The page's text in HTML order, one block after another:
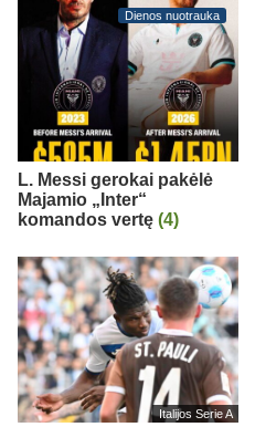
Dienos nuotrauka
L. Messi gerokai pakėlė
Majamio „Inter“
komandos vertę (4)
Italijos Serie A